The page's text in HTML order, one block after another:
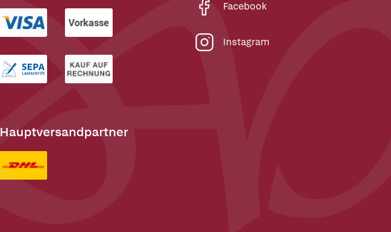
Hauptversandpartner
Facebook
Instagram